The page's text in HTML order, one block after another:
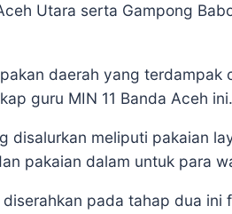
Utara serta Gampong
daerah yang terdampak
guru MIN 11 Banda Aceh ini.
disalurkan meliputi pakaian
pakaian dalam untuk para
pada tahap dua ini